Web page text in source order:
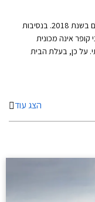
מיני קופר בדור הנוכחי כבר בת 8 ועברה מתיחת פנים בשנת 2018. בנסיבות
אינה מכונית
על כן, בעלת הבית
הצג עוד